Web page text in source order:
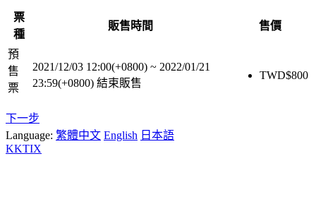
票
種
販售時間 售價
預
售
票
2021/12/03 12:00(+0800) ~ 2022/01/21
23:59(+0800) 結束販售
TWD$800
下一步
Language: 繁體中文 English 日本語
KKTIX